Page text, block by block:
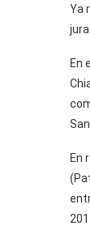
Ya
En
En